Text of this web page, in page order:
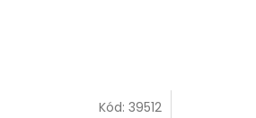
Kód:39512